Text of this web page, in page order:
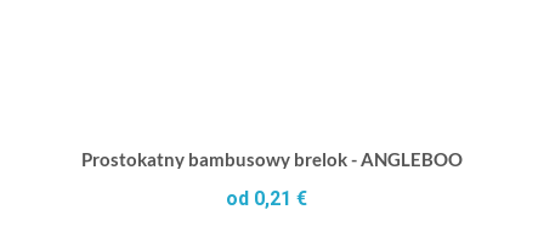
Prostokatny bambusowy brelok - ANGLEBOO
od 0,21 €